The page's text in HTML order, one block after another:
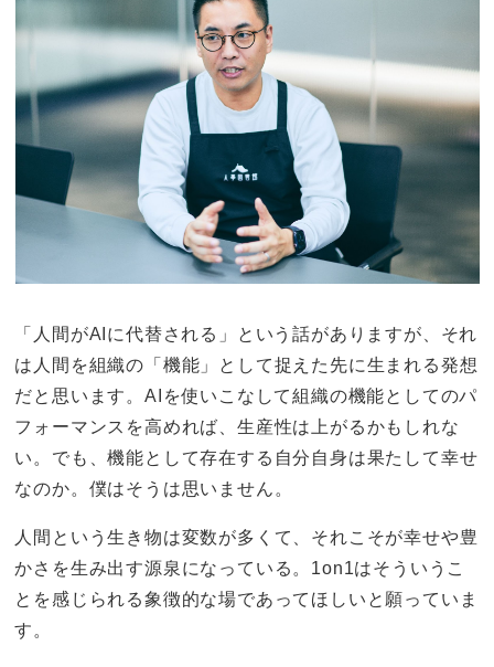
「人間がAIに代替される」という話がありますが、それ
は人間を組織の「機能」として捉えた先に生まれる発想
だと思います。AIを使いこなして組織の機能としてのパ
フォーマンスを高めれば、生産性は上がるかもしれな
い。でも、機能として存在する自分自身は果たして幸せ
なのか。僕はそうは思いません。
人間という生き物は変数が多くて、それこそが幸せや豊
かさを生み出す源泉になっている。1on1はそういうこ
とを感じられる象徴的な場であってほしいと願っていま
す。